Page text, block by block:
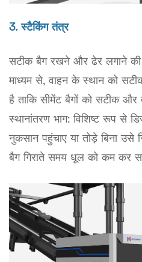
3. स्टैकिंग तंत्र
सटीक बैग रखने और ढेर लगाने की
माध्यम से, वाहन के स्थान को
है ताकि सीमेंट बैगों को सटीक
स्थानांतरण भाग: विशिष्ट रूप से
नुकसान पहुंचाए या तोड़े बिना
बैग गिराते समय धूल को कम कर